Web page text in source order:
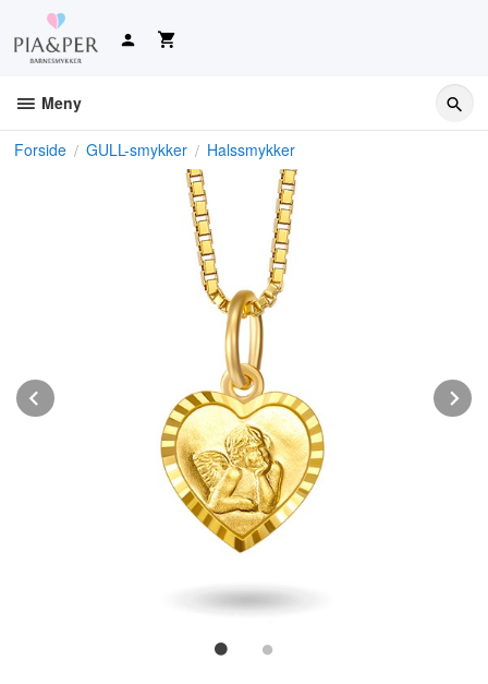
innholdet
Meny
Forside GULL-smykker Halssmykker
Prev